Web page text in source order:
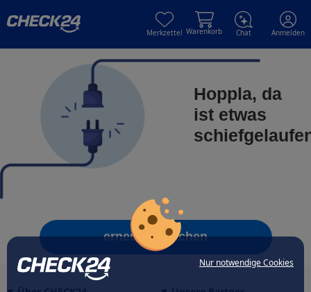
Nur notwendige Cookies
Merkzettel Warenkorb Chat Anmelden
Hoppla, da
ist etwas
erneut versuchen